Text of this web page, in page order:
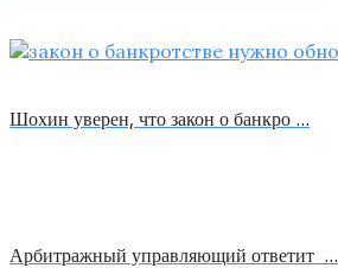
Шохин уверен, что закон о банкро …
Арбитражный управляющий ответит …